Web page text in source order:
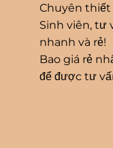
Chuyên thiết
Sinh viên, tư
nhanh và rẻ!
Bao giá rẻ
để được tư